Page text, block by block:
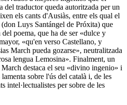
del traductor queda autoritzada per un
els cants d'Ausiàs, entre els qual el
Luys Santángel de Próxita) que
poema, que ha de ser «dulce y
«qu'en verso Castellano, y
March pueda gozarse», neutralitzada
lengua Lemosina». Finalment, un
destaca el seu «divino ingenio» i
sobre l'ús del català i, de les
intel·lectualistes per sobre de les